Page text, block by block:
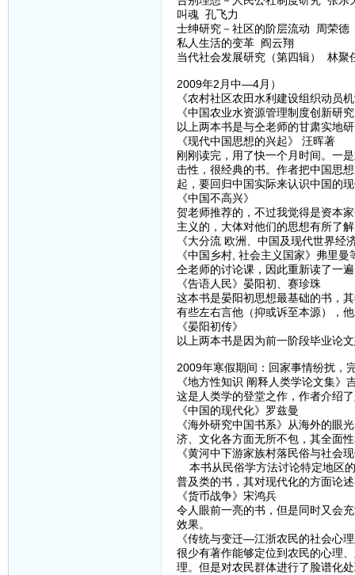
叫魂 孔飞力
士绅研究－社区的阶层流动 周荣德
私人生活的变革 阎云翔
当代社会发展研究（第四辑） 林聚
2009年2月中—4月）
《农村社区农田水利建设组织动员
《中国农业水资源管理制度创新研
以上两本书是与仝老师的甘肃实地
《现代中国思想的兴起》 汪晖著
刚刚读完，用了快一个月时间。一
击性，很经典的书。作者把中国思
起，要回归中国实际来认识中国的
《中国不高兴》
贺老师推荐的，不过我觉得是资本
主义的，大体对他们的思想有所了
《大分流 欧洲、中国及现代世界经
《中国乡村, 社会主义国家》弗里曼
仝老师的讨论课，因此重新读了一
《告语人民》晏阳初、赛珍珠
这本书是晏阳初思想最基础的书，
有些左右言他（抑或诉至本源），
《晏阳初传》
以上两本书是因为前一阶段毕业论
2009年寒假期间：回家事情纷扰，
《地方性知识 阐释人类学论文集》
这是人类学的登堂之作，作者介绍
《中国的现代化》罗兹曼
《海外研究中国书系》从海外的眼
济、文化各方面无所不包，其全面
《黄河中下游家族村落民俗与社会
本书从民俗学方法讨论特定地区
普及类的书，其对现代化的方面论
《货币战争》宋鸿兵
令人眼前一亮的书，但是同时又会
效果。
《传统与变迁—江浙农民的社会心
很少有著作能够定位到农民的心理
理。但是对农民群体进行了脸谱化